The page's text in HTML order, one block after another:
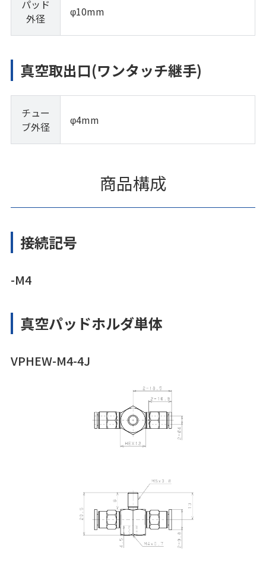
パッド
外径
φ10mm
真空取出口(ワンタッチ継手)
チュー
ブ外径
φ4mm
商品構成
接続記号
-M4
真空パッドホルダ単体
VPHEW-M4-4J